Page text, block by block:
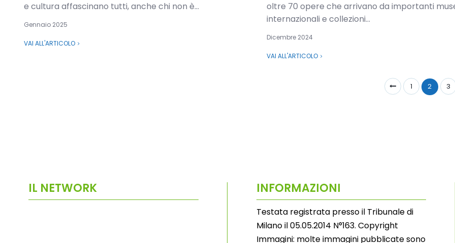
e cultura affascinano tutti, anche chi non è...
Gennaio 2025
VAI ALL'ARTICOLO
oltre 70 opere che arrivano da importanti
internazionali e collezioni...
Dicembre 2024
VAI ALL'ARTICOLO
1 2 3
IL NETWORK INFORMAZIONI
Testata registrata presso il Tribunale di
Milano il 05.05.2014 N°163. Copyright
Immagini: molte immagini pubblicate sono